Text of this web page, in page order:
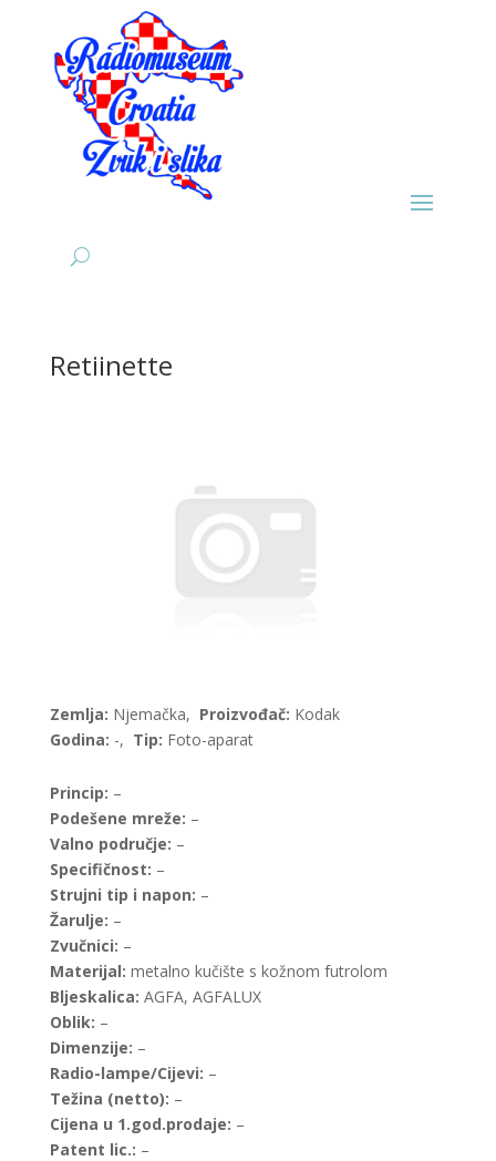
Retiinette
Zemlja: Njemačka, Proizvođač: Kodak
Godina: -, Tip: Foto-aparat
Princip: –
Podešene mreže: –
Valno područje: –
Specifičnost: –
Strujni tip i napon: –
Žarulje: –
Zvučnici: –
Materijal: metalno kučište s kožnom futrolom
Bljeskalica: AGFA, AGFALUX
Oblik: –
Dimenzije: –
Radio-lampe/Cijevi: –
Težina (netto): –
Cijena u 1.god.prodaje: –
Patent lic.: –